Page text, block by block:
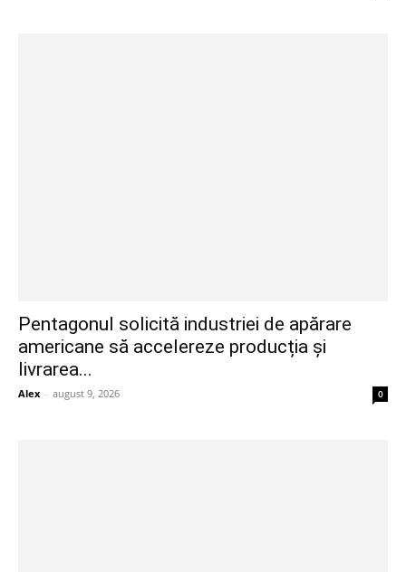
Pentagonul solicită industriei de apărare
americane să accelereze producția și
livrarea...
Alex - august 9, 2026 0